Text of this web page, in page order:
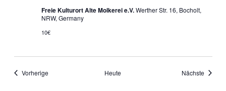
Freie Kulturort Alte Molkerei e.V.Werther Str. 16, Bocholt,
NRW, Germany
10€
VorherigeVeranstaltungen Heute Nächste